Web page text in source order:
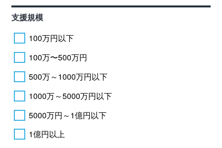
支援規模
100万円以下
100万〜500万円
500万～1000万円以下
1000万～5000万円以下
5000万円～1億円以下
1億円以上